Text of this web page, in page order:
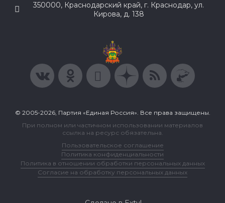
350000, Краснодарский край, г. Краснодар, ул.
Кирова, д. 138
© 2005-2026, Партия «Единая Россия». Все права защищены.
При полном или частичном использовании материалов
ссылка на ресурс обязательна.
Пользовательское соглашение
Политика конфиденциальности
Политика в отношении обработки персональных данных
Согласие на обработку персональных данных